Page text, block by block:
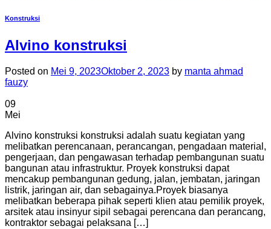
Konstruksi
Alvino konstruksi
Posted on Mei 9, 2023Oktober 2, 2023 by manta ahmad
fauzy
09
Mei
Alvino konstruksi konstruksi adalah suatu kegiatan yang
melibatkan perencanaan, perancangan, pengadaan material,
pengerjaan, dan pengawasan terhadap pembangunan suatu
bangunan atau infrastruktur. Proyek konstruksi dapat
mencakup pembangunan gedung, jalan, jembatan, jaringan
listrik, jaringan air, dan sebagainya.Proyek biasanya
melibatkan beberapa pihak seperti klien atau pemilik proyek,
arsitek atau insinyur sipil sebagai perencana dan perancang,
kontraktor sebagai pelaksana […]